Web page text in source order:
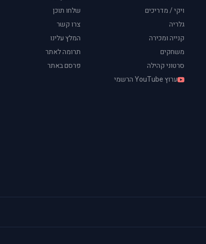
ויקי / מדריכים
גלריה
קנייה ומכירה
משחקים
סרטוני קהילה
ערוץ YouTube הרשמי
שלחו תוכן
צרו קשר
המלץ עלינו
תרומה לאתר
פרסם באתר